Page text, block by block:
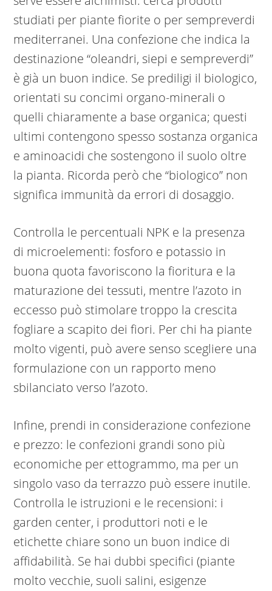
studiati per piante fiorite o per sempreverdi
mediterranei. Una confezione che indica la
destinazione “oleandri, siepi e sempreverdi”
è già un buon indice. Se prediligi il biologico,
orientati su concimi organo-minerali o
quelli chiaramente a base organica; questi
ultimi contengono spesso sostanza organica
e aminoacidi che sostengono il suolo oltre
la pianta. Ricorda però che “biologico” non
significa immunità da errori di dosaggio.
Controlla le percentuali NPK e la presenza
di microelementi: fosforo e potassio in
buona quota favoriscono la fioritura e la
maturazione dei tessuti, mentre l’azoto in
eccesso può stimolare troppo la crescita
fogliare a scapito dei fiori. Per chi ha piante
molto vigenti, può avere senso scegliere una
formulazione con un rapporto meno
sbilanciato verso l’azoto.
Infine, prendi in considerazione confezione
e prezzo: le confezioni grandi sono più
economiche per ettogrammo, ma per un
singolo vaso da terrazzo può essere inutile.
Controlla le istruzioni e le recensioni: i
garden center, i produttori noti e le
etichette chiare sono un buon indice di
affidabilità. Se hai dubbi specifici (piante
molto vecchie, suoli salini, esigenze